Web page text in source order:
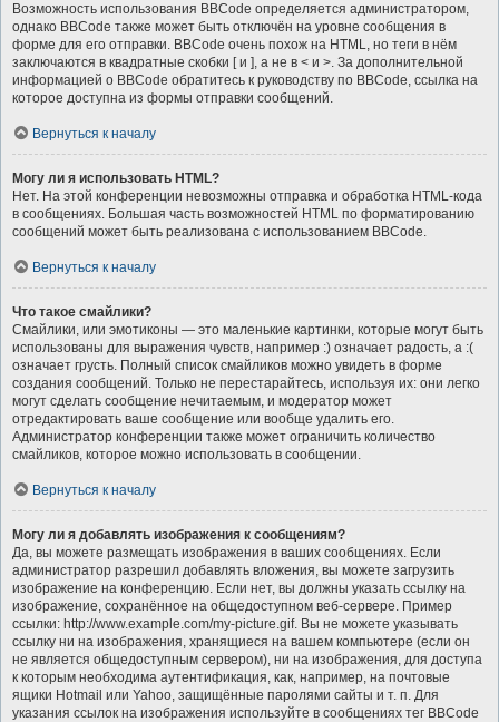
Возможность использования BBCode определяется администратором,
однако BBCode также может быть отключён на уровне сообщения в
форме для его отправки. BBCode очень похож на HTML, но теги в нём
заключаются в квадратные скобки [ и ], а не в < и >. За дополнительной
информацией о BBCode обратитесь к руководству по BBCode, ссылка на
которое доступна из формы отправки сообщений.
Вернуться к началу
Могу ли я использовать HTML?
Нет. На этой конференции невозможны отправка и обработка HTML-кода
в сообщениях. Большая часть возможностей HTML по форматированию
сообщений может быть реализована с использованием BBCode.
Вернуться к началу
Что такое смайлики?
Смайлики, или эмотиконы — это маленькие картинки, которые могут быть
использованы для выражения чувств, например :) означает радость, а :(
означает грусть. Полный список смайликов можно увидеть в форме
создания сообщений. Только не перестарайтесь, используя их: они легко
могут сделать сообщение нечитаемым, и модератор может
отредактировать ваше сообщение или вообще удалить его.
Администратор конференции также может ограничить количество
смайликов, которое можно использовать в сообщении.
Вернуться к началу
Могу ли я добавлять изображения к сообщениям?
Да, вы можете размещать изображения в ваших сообщениях. Если
администратор разрешил добавлять вложения, вы можете загрузить
изображение на конференцию. Если нет, вы должны указать ссылку на
изображение, сохранённое на общедоступном веб-сервере. Пример
ссылки: http://www.example.com/my-picture.gif. Вы не можете указывать
ссылку ни на изображения, хранящиеся на вашем компьютере (если он
не является общедоступным сервером), ни на изображения, для доступа
к которым необходима аутентификация, как, например, на почтовые
ящики Hotmail или Yahoo, защищённые паролями сайты и т. п. Для
указания ссылок на изображения используйте в сообщениях тег BBCode